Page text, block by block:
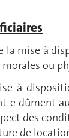
la mise à
ou
à
e dûment
des
de